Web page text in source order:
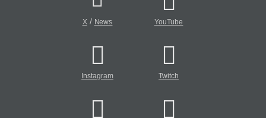
X/ News YouTube
Instagram Twitch